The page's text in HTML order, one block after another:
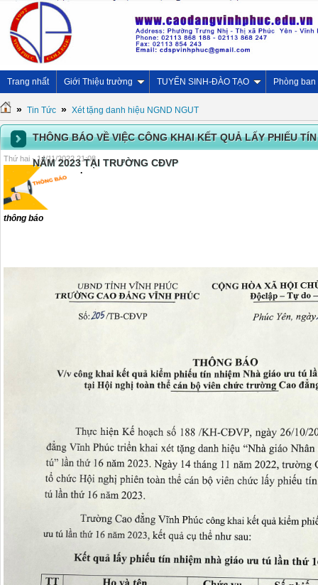
Trang nhất Giới Thiệu trường TUYỂN SINH-ĐÀO TẠO Phòng ban
» Tin Tức » Xét tặng danh hiệu NGND NGUT
THÔNG BÁO VỀ VIỆC CÔNG KHAI KẾT QUẢ LẤY PHIẾU
NĂM 2023 TẠI TRƯỜNG CĐVP
Thứ hai - 14/11/2022 21:08
thông báo
.